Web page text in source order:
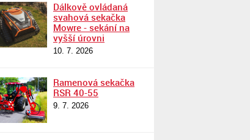
Dálkově ovládaná
svahová sekačka
Mowre - sekání na
vyšší úrovni
10. 7. 2026
Ramenová sekačka
RSR 40-55
9. 7. 2026